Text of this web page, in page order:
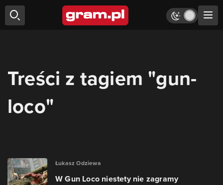
Treści z tagiem "gun-
loco"
Łukasz Odziewa
W Gun Loco niestety nie zagramy